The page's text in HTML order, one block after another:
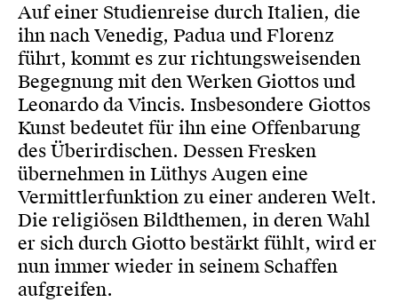
Auf einer Studienreise durch Italien, die
ihn nach Venedig, Padua und Florenz
führt, kommt es zur richtungsweisenden
Begegnung mit den Werken Giottos und
Leonardo da Vincis. Insbesondere Giottos
Kunst bedeutet für ihn eine Offenbarung
des Überirdischen. Dessen Fresken
übernehmen in Lüthys Augen eine
Vermittlerfunktion zu einer anderen Welt.
Die religiösen Bildthemen, in deren Wahl
er sich durch Giotto bestärkt fühlt, wird er
nun immer wieder in seinem Schaffen
aufgreifen.